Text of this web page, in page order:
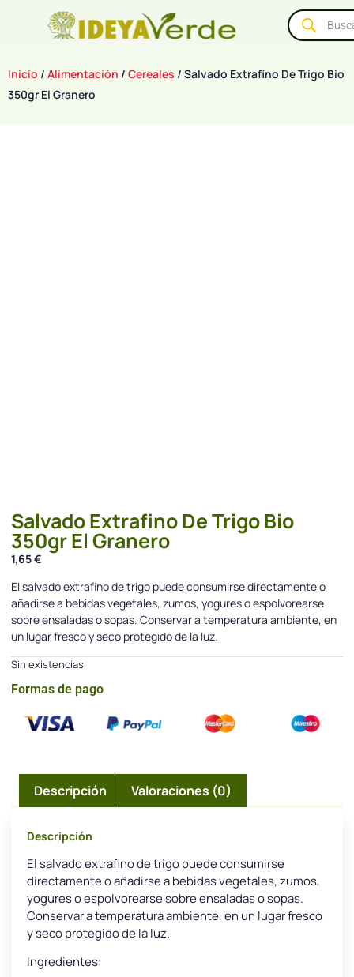
Inicio / Alimentación / Cereales / Salvado Extrafino De Trigo Bio
350gr El Granero
Salvado Extrafino De Trigo Bio
350gr El Granero
1,65€
El salvado extrafino de trigo puede consumirse directamente o
añadirse a bebidas vegetales, zumos, yogures o espolvorearse
sobre ensaladas o sopas. Conservar a temperatura ambiente, en
un lugar fresco y seco protegido de la luz.
Sin existencias
Formas de pago
Descripción Valoraciones (0)
Descripción
El salvado extrafino de trigo puede consumirse
directamente o añadirse a bebidas vegetales, zumos,
yogures o espolvorearse sobre ensaladas o sopas.
Conservar a temperatura ambiente, en un lugar fresco
y seco protegido de la luz.
Ingredientes: